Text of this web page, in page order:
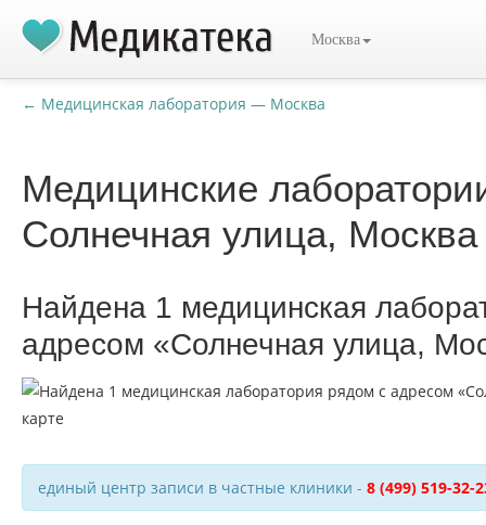
Москва
← Медицинская лаборатория — Москва
Медицинские
Солнечная улица, Москва
Найдена 1 медицинская
адресом «Солнечная улица,
единый центр записи в частные клиники - 8 (499) 519-32-